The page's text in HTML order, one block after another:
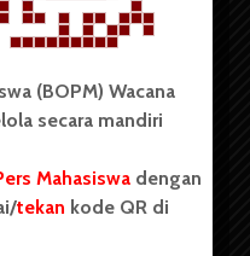
BOPM WACANA.
Wacana merupakan
kampus dan dikelola
Sumatera Utara
merupakan salah satu
Universitas Sumatera
(BOPM) Wacana
secara mandiri
Mahasiswa dengan
tekan kode QR di